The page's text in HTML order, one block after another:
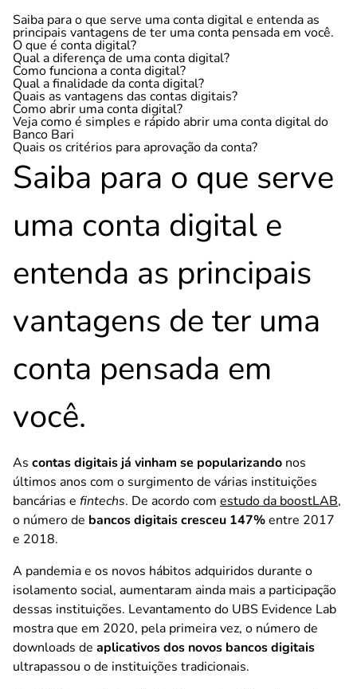
Saiba para o que serve uma conta digital e entenda as
principais vantagens de ter uma conta pensada em você.
O que é conta digital?
Qual a diferença de uma conta digital?
Como funciona a conta digital?
Qual a finalidade da conta digital?
Quais as vantagens das contas digitais?
Como abrir uma conta digital?
Veja como é simples e rápido abrir uma conta digital do
Banco Bari
Quais os critérios para aprovação da conta?
Saiba para o que serve
uma conta digital e
entenda as principais
vantagens de ter uma
conta pensada em
você.
As contas digitais já vinham se popularizando nos
últimos anos com o surgimento de várias instituições
bancárias e fintechs. De acordo com estudo da boostLAB,
o número de bancos digitais cresceu 147%entre 2017
e 2018.
A pandemia e os novos hábitos adquiridos durante o
isolamento social, aumentaram ainda mais a participação
dessas instituições. Levantamento do UBS Evidence Lab
mostra que em 2020, pela primeira vez, o número de
downloads de aplicativos dos novos bancos digitais
ultrapassou o de instituições tradicionais.